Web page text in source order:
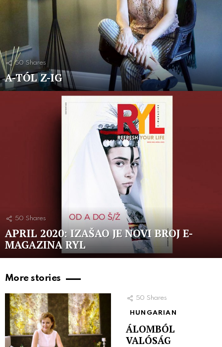
50 Shares
A-TÓL Z-IG
50 Shares
APRIL 2020: IZAŠAO JE NOVI BROJ E-
MAGAZINA RYL
More stories
50 Shares
HUNGARIAN
ÁLOMBÓL
VALÓSÁG